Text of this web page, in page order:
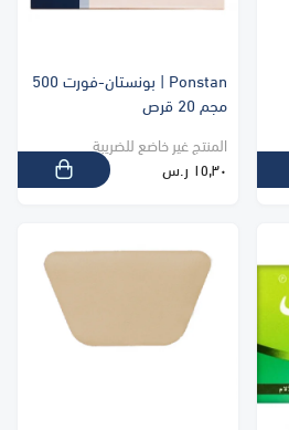
Ponstan | بونستان-فورت 500
مجم 20 قرص
المنتج غير خاضع للضريبة
١٥٫٣٠ ر.س